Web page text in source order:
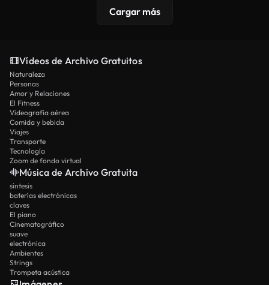
Cargar más
Vídeos de Archivo Gratuitos
Naturaleza
Personas
Amor y Relaciones
El Fitness
Videografía aérea
Comida y bebida
Viajes
Transporte
Tecnología
Zoom de fondo virtual
Música de Archivo Gratuita
síntesis
baterías electrónicas
claves
El piano
Cinematográfico
suave
electrónica
Ambientes
Strings
Trompeta acústica